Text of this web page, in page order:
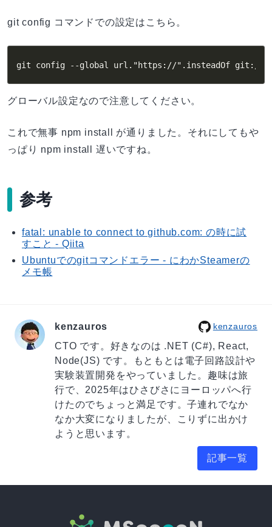
git config コマンドでの設定はこちら。
git config --global url."https://".insteadOf git://
グローバル設定なので注意してください。
これで無事 npm install が通りました。それにしてもや
っぱり npm install 遅いですね。
参考
fatal: unable to connect to github.com: の時に試
すこと - Qiita
Ubuntuでのgitコマンドエラー - にわかSteamerの
メモ帳
kenzauros kenzauros
CTO です。好きなのは .NET (C#), React,
Node(JS) です。もともとは電子回路設計や
実験装置開発をやっていました。趣味は旅
行で、2025年はひさびさにヨーロッパへ行
けたのでちょっと満足です。子連れでなか
なか大変になりましたが、こりずに出かけ
ようと思います。
記事一覧